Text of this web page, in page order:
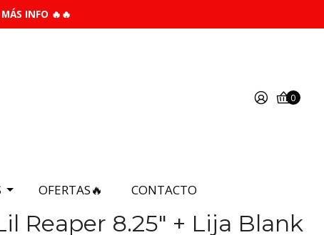
INFO 🔥🔥
0
OFERTAS🔥 CONTACTO
Reaper 8.25" + Lija Blank